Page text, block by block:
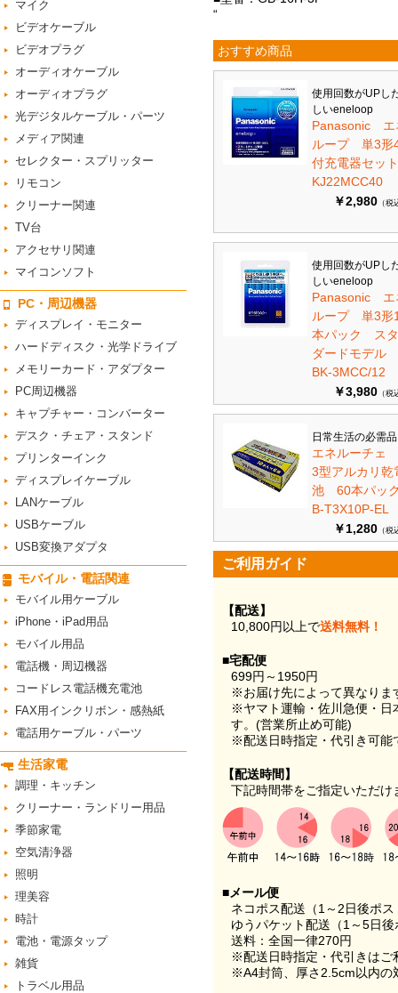
マイク
ビデオケーブル
ビデオプラグ
オーディオケーブル
オーディオプラグ
光デジタルケーブル・パーツ
メディア関連
セレクター・スプリッター
リモコン
クリーナー関連
TV台
アクセサリ関連
マイコンソフト
PC・周辺機器
ディスプレイ・モニター
ハードディスク・光学ドライブ
メモリーカード・アダプター
PC周辺機器
キャプチャー・コンバーター
デスク・チェア・スタンド
プリンターインク
ディスプレイケーブル
LANケーブル
USBケーブル
USB変換アダプタ
モバイル・電話関連
モバイル用ケーブル
iPhone・iPad用品
モバイル用品
電話機・周辺機器
コードレス電話機充電池
FAX用インクリボン・感熱紙
電話用ケーブル・パーツ
生活家電
調理・キッチン
クリーナー・ランドリー用品
季節家電
空気清浄器
照明
理美容
時計
電池・電源タップ
雑貨
トラベル用品
“
おすすめ商品
使用回数がUPし
しいeneloop
Panasonic エ
ループ 単3形
付充電器セッ
KJ22MCC40
￥2,980 （税
使用回数がUPし
しいeneloop
Panasonic エ
ループ 単3形
本パック ス
ダードモデル
BK-3MCC/12
￥3,980 （税
日常生活の必需
エネルーチェ
3型アルカリ乾
池 60本パ
B-T3X10P-EL
￥1,280 （税
ご利用ガイド
【配送】
10,800円以上で送料無料！
■宅配便
699円～1950円
※お届け先によって異なりま
※ヤマト運輸・佐川急便・日
す。(営業所止め可能)
※配送日時指定・代引き可能
【配送時間】
下記時間帯をご指定いただけ
■メール便
ネコポス配送（1～2日後ポ
ゆうパケット配送（1～5日
送料：全国一律270円
※配送日時指定・代引きはご
※A4封筒、厚さ2.5cm以内の